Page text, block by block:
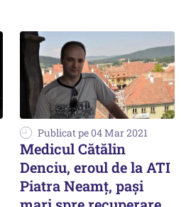
Publicat pe 04 Mar 2021
Medicul Cătălin
Denciu, eroul de la ATI
Piatra Neamţ, paşi